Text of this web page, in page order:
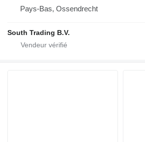
Pays-Bas, Ossendrecht
South Trading B.V.